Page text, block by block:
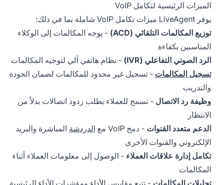
الميزات الرئيسية لتكامل VoIP
يوفر LiveAgent ميزات تكامل VoIP شاملة بما في ذلك:
توزيع المكالمات التلقائي (ACD)
- يوجه المكالمات إلى الوكلاء
المناسبين بكفاءة
الرد الصوتي التفاعلي (IVR)
- نظام هاتفي آلي لتوجيه المكالمات
تسجيل المكالمات - تسجيل غير محدود للمكالمات لضمان الجودة
والتدريب
وظيفة رد الاتصال - تسمح للعملاء بطلب ردود اتصالات بدلاً من
الانتظار
الدعم متعدد القنوات - دمج VoIP مع الدردشة المباشرة والبريد
الإلكتروني والقنوات الأخرى
تكامل إدارة علاقات العملاء - الوصول إلى معلومات العملاء أثناء
المكالمات